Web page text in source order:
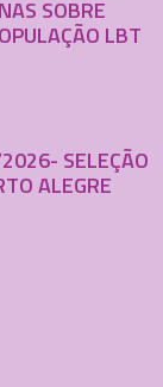
SOBRE
LBT
SELEÇÃO
ALEGRE